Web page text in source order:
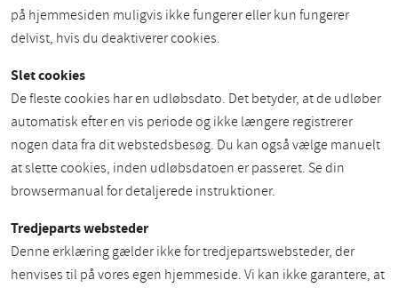
på hjemmesiden muligvis ikke fungerer eller kun fungerer
delvist, hvis du deaktiverer cookies.
Slet cookies
De fleste cookies har en udløbsdato. Det betyder, at de udløber
automatisk efter en vis periode og ikke længere registrerer
nogen data fra dit webstedsbesøg. Du kan også vælge manuelt
at slette cookies, inden udløbsdatoen er passeret. Se din
browsermanual for detaljerede instruktioner.
Tredjeparts websteder
Denne erklæring gælder ikke for tredjepartswebsteder, der
henvises til på vores egen hjemmeside. Vi kan ikke garantere, at